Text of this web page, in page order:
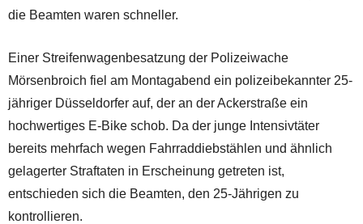
die Beamten waren schneller.
Einer Streifenwagenbesatzung der Polizeiwache
Mörsenbroich fiel am Montagabend ein polizeibekannter 25-
jähriger Düsseldorfer auf, der an der Ackerstraße ein
hochwertiges E-Bike schob. Da der junge Intensivtäter
bereits mehrfach wegen Fahrraddiebstählen und ähnlich
gelagerter Straftaten in Erscheinung getreten ist,
entschieden sich die Beamten, den 25-Jährigen zu
kontrollieren.